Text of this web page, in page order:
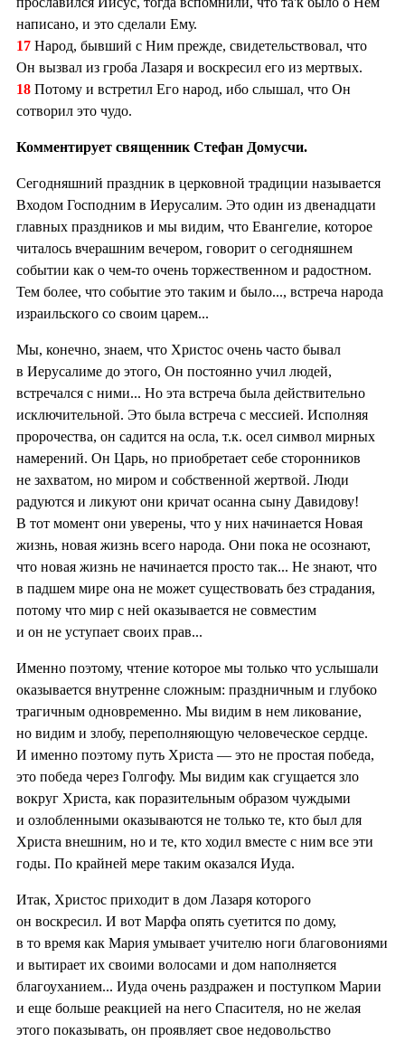
написано, и это сделали Ему.
17 Народ, бывший с Ним прежде, свидетельствовал, что
Он вызвал из гроба Лазаря и воскресил его из мертвых.
18 Потому и встретил Его народ, ибо слышал, что Он
сотворил это чудо.
Комментирует священник Стефан Домусчи.
Сегодняшний праздник в церковной традиции называется
Входом Господним в Иерусалим. Это один из двенадцати
главных праздников и мы видим, что Евангелие, которое
читалось вчерашним вечером, говорит о сегодняшнем
событии как о чем-то очень торжественном и радостном.
Тем более, что событие это таким и было..., встреча народа
израильского со своим царем...
Мы, конечно, знаем, что Христос очень часто бывал
в Иерусалиме до этого, Он постоянно учил людей,
встречался с ними... Но эта встреча была действительно
исключительной. Это была встреча с мессией. Исполняя
пророчества, он садится на осла, т.к. осел символ мирных
намерений. Он Царь, но приобретает себе сторонников
не захватом, но миром и собственной жертвой. Люди
радуются и ликуют они кричат осанна сыну Давидову!
В тот момент они уверены, что у них начинается Новая
жизнь, новая жизнь всего народа. Они пока не осознают,
что новая жизнь не начинается просто так... Не знают, что
в падшем мире она не может существовать без страдания,
потому что мир с ней оказывается не совместим
и он не уступает своих прав...
Именно поэтому, чтение которое мы только что услышали
оказывается внутренне сложным: праздничным и глубоко
трагичным одновременно. Мы видим в нем ликование,
но видим и злобу, переполняющую человеческое сердце.
И именно поэтому путь Христа — это не простая победа,
это победа через Голгофу. Мы видим как сгущается зло
вокруг Христа, как поразительным образом чуждыми
и озлобленными оказываются не только те, кто был для
Христа внешним, но и те, кто ходил вместе с ним все эти
годы. По крайней мере таким оказался Иуда.
Итак, Христос приходит в дом Лазаря которого
он воскресил. И вот Марфа опять суетится по дому,
в то время как Мария умывает учителю ноги благовониями
и вытирает их своими волосами и дом наполняется
благоуханием... Иуда очень раздражен и поступком Марии
и еще больше реакцией на него Спасителя, но не желая
этого показывать, он проявляет свое недовольство